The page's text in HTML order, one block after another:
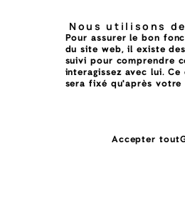
Nous utilisons
Pour assurer le bon
du site web, il existe
suivi pour comprendre
interagissez avec lui. Ce
sera fixé qu'après votre
Accepter tout